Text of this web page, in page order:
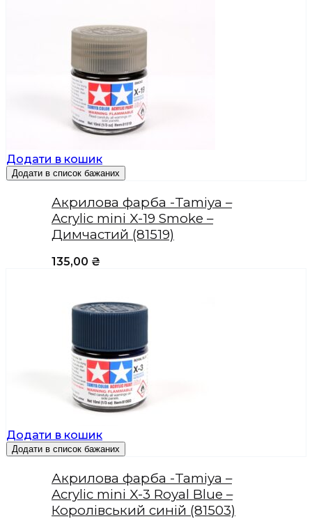
Додати в кошик
Додати в список бажаних
Акрилова фарба -Tamiya –
Acrylic mini X-19 Smoke –
Димчастий (81519)
135,00 ₴
Додати в кошик
Додати в список бажаних
Акрилова фарба -Tamiya –
Acrylic mini X-3 Royal Blue –
Королівський синій (81503)